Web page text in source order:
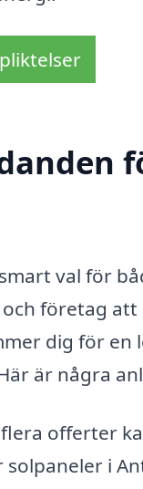
val för
företag
dig för
är några
offerter
i